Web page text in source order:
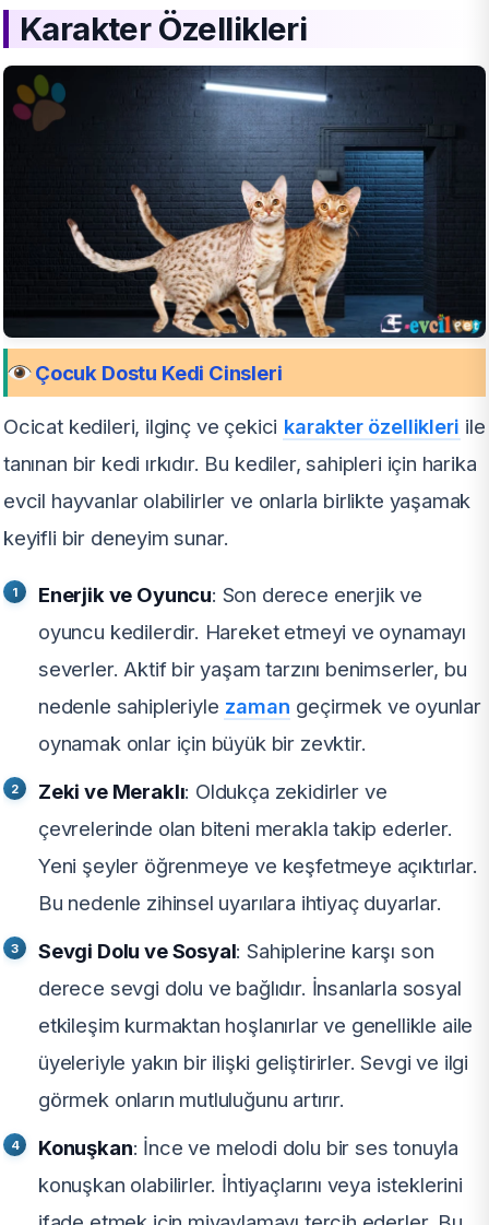
Karakter Özellikleri
Çocuk Dostu Kedi Cinsleri
Ocicat kedileri, ilginç ve çekici karakter özellikleri ile
tanınan bir kedi ırkıdır. Bu kediler, sahipleri için harika
evcil hayvanlar olabilirler ve onlarla birlikte yaşamak
keyifli bir deneyim sunar.
Enerjik ve Oyuncu: Son derece enerjik ve
oyuncu kedilerdir. Hareket etmeyi ve oynamayı
severler. Aktif bir yaşam tarzını benimserler, bu
nedenle sahipleriyle zaman geçirmek ve oyunlar
oynamak onlar için büyük bir zevktir.
Zeki ve Meraklı: Oldukça zekidirler ve
çevrelerinde olan biteni merakla takip ederler.
Yeni şeyler öğrenmeye ve keşfetmeye açıktırlar.
Bu nedenle zihinsel uyarılara ihtiyaç duyarlar.
Sevgi Dolu ve Sosyal: Sahiplerine karşı son
derece sevgi dolu ve bağlıdır. İnsanlarla sosyal
etkileşim kurmaktan hoşlanırlar ve genellikle aile
üyeleriyle yakın bir ilişki geliştirirler. Sevgi ve ilgi
görmek onların mutluluğunu artırır.
Konuşkan: İnce ve melodi dolu bir ses tonuyla
konuşkan olabilirler. İhtiyaçlarını veya isteklerini